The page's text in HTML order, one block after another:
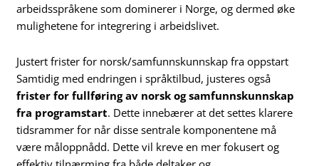
arbeidsspråkene som dominerer i Norge, og dermed øke
mulighetene for integrering i arbeidslivet.
Justert frister for norsk/samfunnskunnskap fra oppstart
Samtidig med endringen i språktilbud, justeres også
frister for fullføring av norsk og samfunnskunnskap
fra programstart. Dette innebærer at det settes klarere
tidsrammer for når disse sentrale komponentene må
være måloppnådd. Dette vil kreve en mer fokusert og